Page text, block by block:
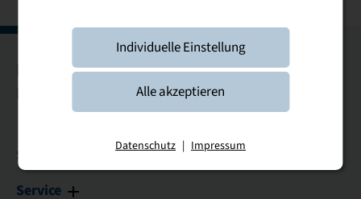
BautzenBreitenbrunnDresdenGlauchau
Plauen
Studierende & Studieninteressierte
Service
Individuelle Einstellung
Alle akzeptieren
Datenschutz | Impressum